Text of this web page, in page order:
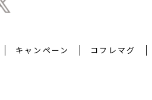
キャンペーン コフレマグ